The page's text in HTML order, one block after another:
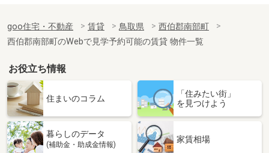
goo住宅・不動産 賃貸 鳥取県
西伯郡南部町
西伯郡南部町のWebで見学予約可能の賃貸 物件一覧
お役立ち情報
住まいのコラム
「住みたい街」
を見つけよう
暮らしのデータ
(補助金・助成金情報)
家賃相場